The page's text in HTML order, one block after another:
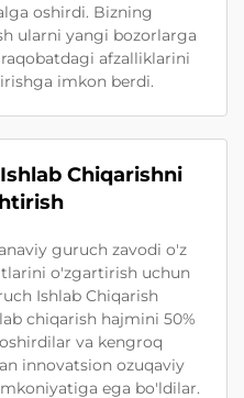
oshirdi. Bizning
ularni yangi bozorlarga
afzalliklarini
imkon berdi.
Chiqarishni
guruch zavodi o'z
o'zgartirish uchun
Ishlab Chiqarish
chiqarish hajmini 50%
va kengroq
innovatsion ozuqaviy
ega bo'ldilar.